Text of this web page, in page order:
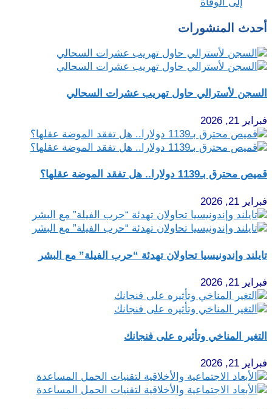
أحدث المنشورات
السجن لأسترالي حاول تهريب عشرات السحالي
فبراير 21, 2026
قميص محترق بـ1139 دولارا.. هل تفقد الموضة عقلها؟
فبراير 21, 2026
تايلند وإندونيسيا تحاولان تهدئة “حرب الفيلة” مع البشر
فبراير 21, 2026
التغير المناخي وتأثيره على فنجانك
فبراير 21, 2026